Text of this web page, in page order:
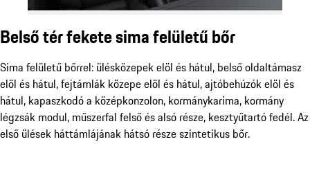
Belső tér fekete sima felületű bőr
Sima felületű bőrrel: ülésközepek elöl és hátul, belső oldaltámasz
elöl és hátul, fejtámlák közepe elöl és hátul, ajtóbehúzók elöl és
hátul, kapaszkodó a középkonzolon, kormánykarima, kormány
légzsák modul, műszerfal felső és alsó része, kesztyűtartó fedél. Az
első ülések háttámlájának hátsó része szintetikus bőr.